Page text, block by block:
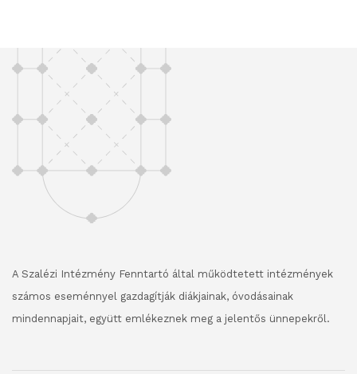
A Szalézi Intézmény Fenntartó által működtetett intézmények
számos eseménnyel gazdagítják diákjainak, óvodásainak
mindennapjait, együtt emlékeznek meg a jelentős ünnepekről.